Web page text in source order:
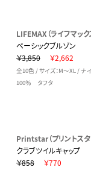
LIFEMAX（ライフマック
ベーシックブルゾン
￥3,850
￥2,662
全10色 / サイズ：M～XL / ナ
100％ タフタ
Printstar（プリントスタ
クラブツイルキャップ
￥858
￥770